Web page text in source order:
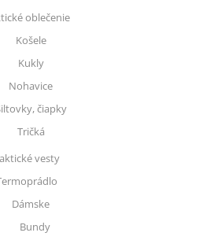
oblečenie
Košele
Kukly
Nohavice
čiapky
Tričká
vesty
Dámske
Bundy